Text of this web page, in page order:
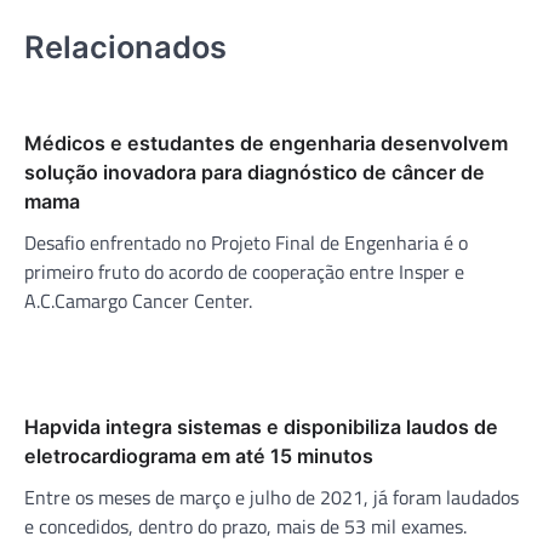
Relacionados
Médicos e estudantes de engenharia desenvolvem
solução inovadora para diagnóstico de câncer de
mama
Desafio enfrentado no Projeto Final de Engenharia é o
primeiro fruto do acordo de cooperação entre Insper e
A.C.Camargo Cancer Center.
Hapvida integra sistemas e disponibiliza laudos de
eletrocardiograma em até 15 minutos
Entre os meses de março e julho de 2021, já foram laudados
e concedidos, dentro do prazo, mais de 53 mil exames.